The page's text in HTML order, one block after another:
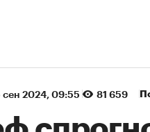
сен 2024, 09:55 81 659